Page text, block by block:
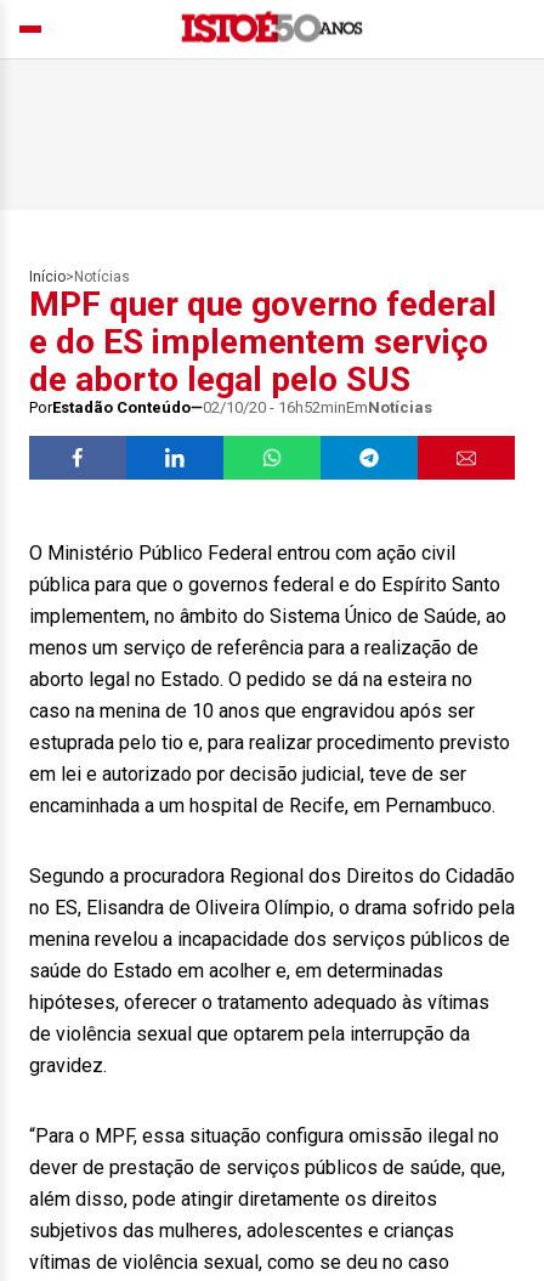
Início> Notícias
MPF quer que governo federal
e do ES implementem serviço
de aborto legal pelo SUS
PorEstadão Conteúdo 02/10/20 - 16h52minEmNotícias
O Ministério Público Federal entrou com ação civil
pública para que o governos federal e do Espírito Santo
implementem, no âmbito do Sistema Único de Saúde, ao
menos um serviço de referência para a realização de
aborto legal no Estado. O pedido se dá na esteira no
caso na menina de 10 anos que engravidou após ser
estuprada pelo tio e, para realizar procedimento previsto
em lei e autorizado por decisão judicial, teve de ser
encaminhada a um hospital de Recife, em Pernambuco.
Segundo a procuradora Regional dos Direitos do Cidadão
no ES, Elisandra de Oliveira Olímpio, o drama sofrido pela
menina revelou a incapacidade dos serviços públicos de
saúde do Estado em acolher e, em determinadas
hipóteses, oferecer o tratamento adequado às vítimas
de violência sexual que optarem pela interrupção da
gravidez.
“Para o MPF, essa situação configura omissão ilegal no
dever de prestação de serviços públicos de saúde, que,
além disso, pode atingir diretamente os direitos
subjetivos das mulheres, adolescentes e crianças
vítimas de violência sexual, como se deu no caso